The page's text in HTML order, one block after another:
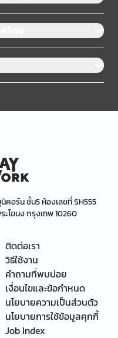
ทย
คอร์น ชั้น5 ห้องเลขที่ SH555
โขนง กรุงเทพ 10260
ติดต่อเรา
วิธีใช้งาน
คำถามที่พบบ่อย
เงื่อนไขและข้อกำหนด
นโยบายความเป็นส่วนตัว
นโยบายการใช้ข้อมูลคุกกี้
Job Index